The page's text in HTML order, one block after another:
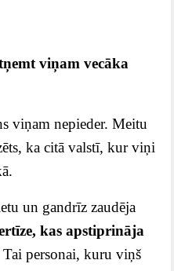
viņam vecāka
viņam nepieder. Meitu
ka citā valstī, kur viņi
un gandrīz zaudēja
kas apstiprināja
Tai personai, kuru viņš